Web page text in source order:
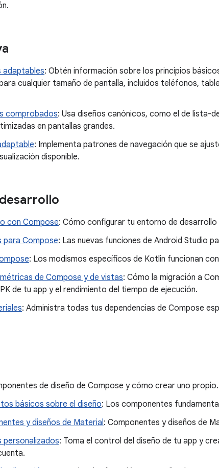
adaptables: Obtén información sobre los principios
cualquier tamaño de pantalla, incluidos teléfonos,
comprobados: Usa diseños canónicos, como el de lista-
en pantallas grandes.
: Implementa patrones de navegación que se
disponible.
con Compose: Cómo configurar tu entorno de desarrollo
para Compose: Las nuevas funciones de Android Studio
: Los modismos específicos de Kotlin funcionan
de Compose y de vistas: Cómo la migración a
de tu app y el rendimiento del tiempo de ejecución.
: Administra todas tus dependencias de Compose
de diseño de Compose y cómo crear uno propio.
básicos sobre el diseño: Los componentes
y diseños de Material: Componentes y diseños de
personalizados: Toma el control del diseño de tu app y